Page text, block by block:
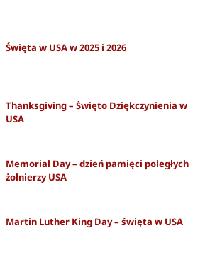
Święta w USA w 2025 i 2026
Thanksgiving – Święto Dziękczynienia w
USA
Memorial Day – dzień pamięci poległych
żołnierzy USA
Martin Luther King Day – święta w USA